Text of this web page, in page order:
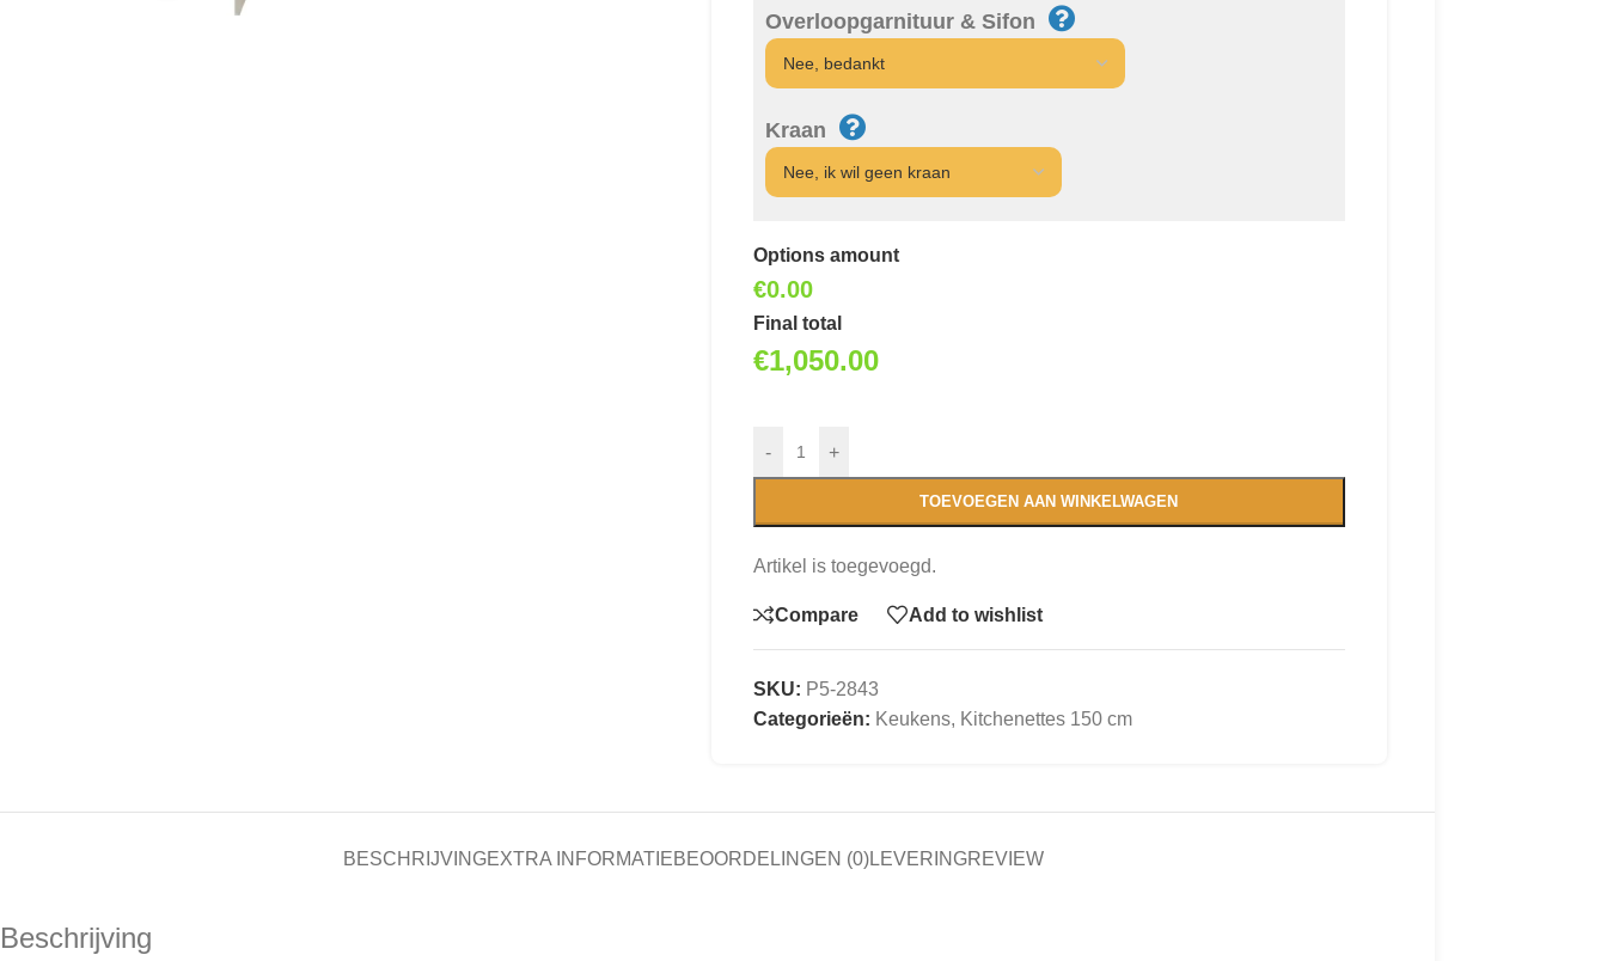
Overloopgarnituur & Sifon
Kraan
Options amount
€0.00
Final total
€1,050.00
- +
TOEVOEGEN AAN WINKELWAGEN
Artikel is toegevoegd.
Compare Add to wishlist
SKU: P5-2843
Categorieën: Keukens, Kitchenettes 150 cm
BESCHRIJVINGEXTRA INFORMATIEBEOORDELINGEN (0)LEVERINGREVIEW
Beschrijving